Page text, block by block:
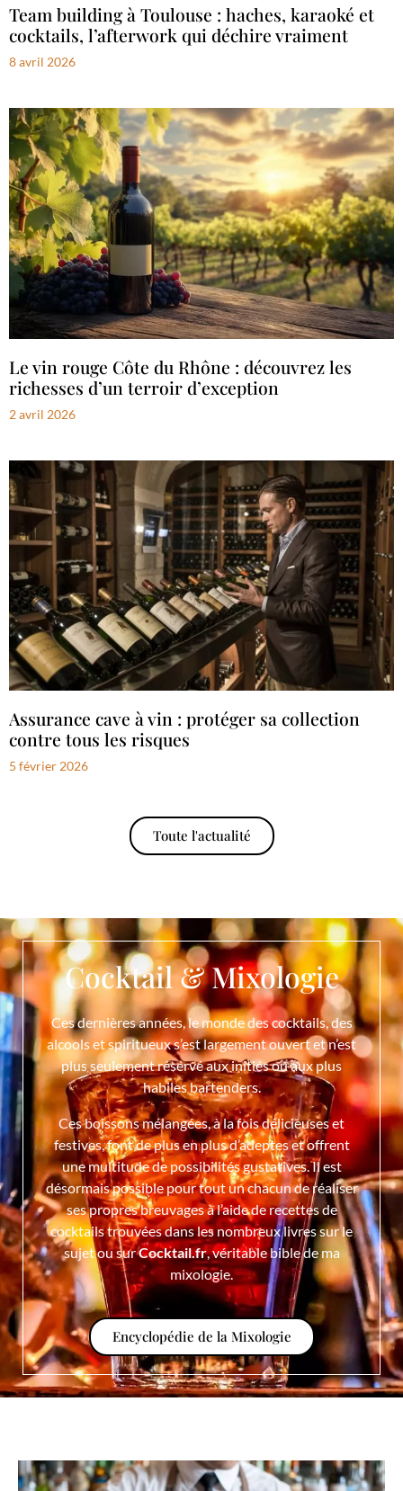
Team building à Toulouse : haches, karaoké et
cocktails, l’afterwork qui déchire vraiment
8 avril 2026
Le vin rouge Côte du Rhône : découvrez les
richesses d’un terroir d’exception
2 avril 2026
Assurance cave à vin : protéger sa collection
contre tous les risques
5 février 2026
Toute l'actualité
Cocktail & Mixologie
Ces dernières années, le monde des cocktails, des
alcools et spiritueux s’est largement ouvert et n’est
plus seulement réservé aux initiés ou aux plus
habiles bartenders.
Ces boissons mélangées, à la fois délicieuses et
festives, font de plus en plus d’adeptes et offrent
une multitude de possibilités gustatives. Il est
désormais possible pour tout un chacun de réaliser
ses propres breuvages à l’aide de recettes de
cocktails trouvées dans les nombreux livres sur le
sujet ou surCocktail.fr, véritable bible de ma
mixologie.
Encyclopédie de la Mixologie